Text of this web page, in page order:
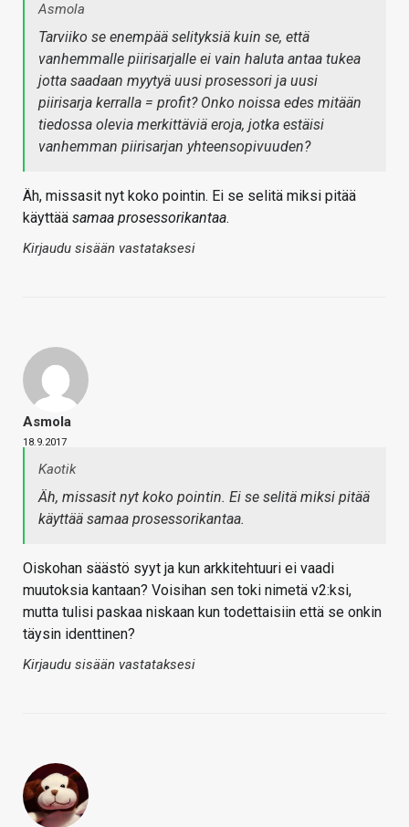
Asmola
Tarviiko se enempää selityksiä kuin se, että
vanhemmalle piirisarjalle ei vain haluta antaa tukea
jotta saadaan myytyä uusi prosessori ja uusi
piirisarja kerralla = profit? Onko noissa edes mitään
tiedossa olevia merkittäviä eroja, jotka estäisi
vanhemman piirisarjan yhteensopivuuden?
Äh, missasit nyt koko pointin. Ei se selitä miksi pitää
käyttää samaa prosessorikantaa.
Kirjaudu sisään vastataksesi
Asmola
18.9.2017
Kaotik
Äh, missasit nyt koko pointin. Ei se selitä miksi pitää
käyttää samaa prosessorikantaa.
Oiskohan säästö syyt ja kun arkkitehtuuri ei vaadi
muutoksia kantaan? Voisihan sen toki nimetä v2:ksi,
mutta tulisi paskaa niskaan kun todettaisiin että se onkin
täysin identtinen?
Kirjaudu sisään vastataksesi